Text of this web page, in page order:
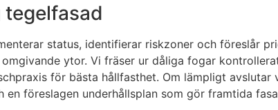
status, identifierar riskzoner och föreslår
ytor. Vi fräser ur dåliga fogar
för bästa hållfasthet. Om lämpligt
föreslagen underhållsplan som gör framtida